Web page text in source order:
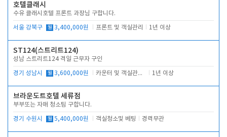
호텔클래시
수유 클래시호텔 프론트 과장님 구합니다.
서울 강북구 월 3,400,000원 프론트 및 객실관리 1년 이상
ST124(스트리트124)
성남 스트리트124 격일 근무자 구인
경기 성남시 월 3,600,000원 카운터 및 객실관리 전반 1년 이상
브라운도트호텔 세류점
부부또는 자매 청소팀 구합니다.
경기 수원시 월 5,400,000원 객실청소및 베팅 경력무관